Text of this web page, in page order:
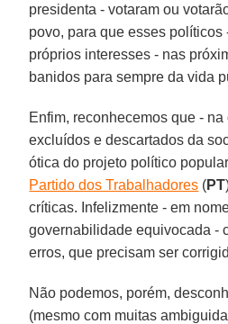
presidenta - votaram ou
povo, para que esses políticos
próprios interesses - nas
banidos para sempre da vida
Enfim, reconhecemos que -
excluídos e descartados da
ótica do projeto político
Partido dos Trabalhadores (PT
críticas. Infelizmente - em
governabilidade equivocada -
erros, que precisam ser
Não podemos, porém,
(mesmo com muitas